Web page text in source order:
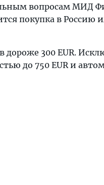
вопросам МИД
покупка в Россию
дороже 300 EUR.
до 750 EUR и